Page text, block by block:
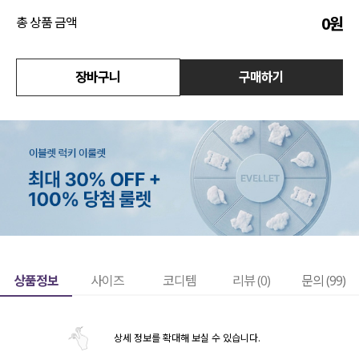
총 상품 금액 0원
장바구니 구매하기
상품정보 사이즈 코디템 리뷰 (0) 문의 (99)
상세 정보를 확대해 보실 수 있습니다.